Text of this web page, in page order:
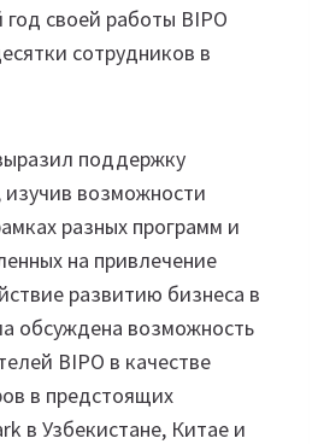
своей работы BIPO
сотрудников в
поддержку
возможности
разных программ и
на привлечение
развитию бизнеса в
обсуждена возможность
BIPO в качестве
в предстоящих
в Узбекистане, Китае и